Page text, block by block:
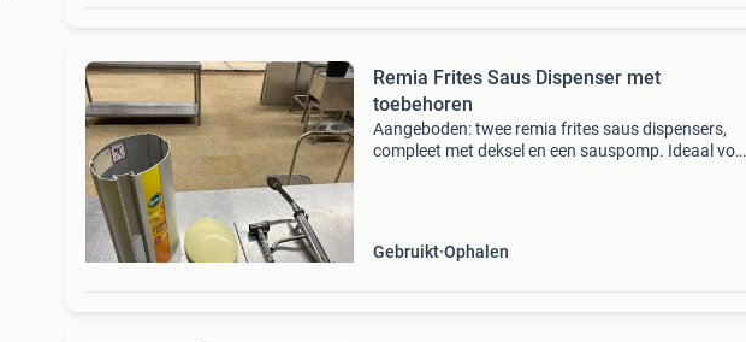
Remia Frites Saus Dispenser met
toebehoren
Aangeboden: twee remia frites saus dispensers,
compleet met deksel en een sauspomp. Ideaal voor
Gebruikt Ophalen